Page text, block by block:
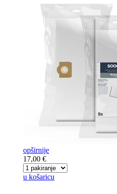
opširnije
17,00 €
u košaricu